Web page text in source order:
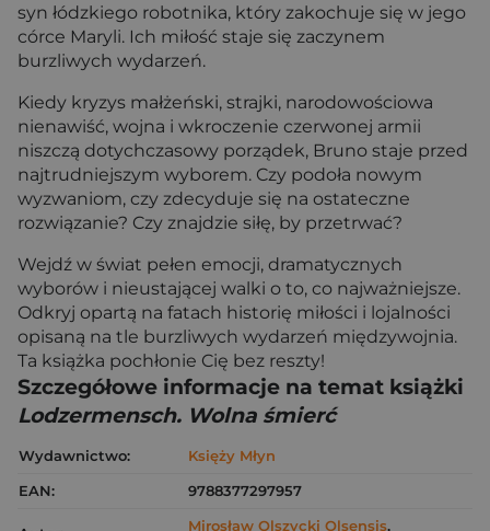
syn łódzkiego robotnika, który zakochuje się w jego
córce Maryli. Ich miłość staje się zaczynem
burzliwych wydarzeń.
Kiedy kryzys małżeński, strajki, narodowościowa
nienawiść, wojna i wkroczenie czerwonej armii
niszczą dotychczasowy porządek, Bruno staje przed
najtrudniejszym wyborem. Czy podoła nowym
wyzwaniom, czy zdecyduje się na ostateczne
rozwiązanie? Czy znajdzie siłę, by przetrwać?
Wejdź w świat pełen emocji, dramatycznych
wyborów i nieustającej walki o to, co najważniejsze.
Odkryj opartą na fatach historię miłości i lojalności
opisaną na tle burzliwych wydarzeń międzywojnia.
Ta książka pochłonie Cię bez reszty!
Szczegółowe informacje na temat książki
Lodzermensch. Wolna śmierć
Wydawnictwo:
Księży Młyn
EAN:
9788377297957
Mirosław Olszycki Olsensis,